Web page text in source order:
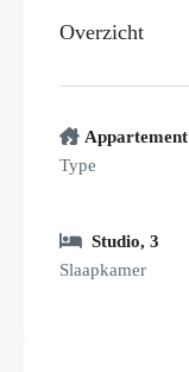
Overzicht
Appartement
Type
Studio, 3
Slaapkamer